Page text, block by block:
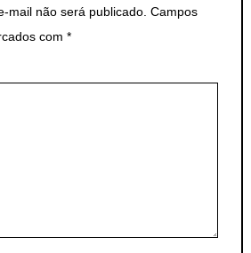
mail não será publicado. Campos
com *